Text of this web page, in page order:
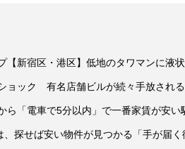
【新宿区・港区】低地のタワマンに液
ョック 有名店舗ビルが続々手放される
ら「電車で5分以内」で一番家賃が安い
、探せば安い物件が見つかる「手が届く